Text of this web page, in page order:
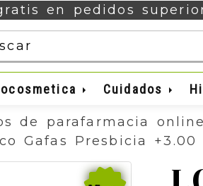
en pedidos
Cuidados
de parafarmacia online
Gafas Presbicia +3.00